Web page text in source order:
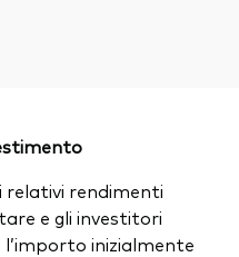
relativi rendimenti
e gli investitori
inizialmente